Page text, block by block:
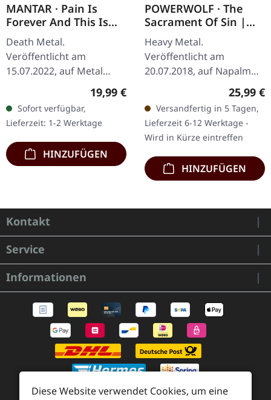
MANTAR · Pain Is
Forever And This Is
The End | WHITE LP
Death Metal.
Veröffentlicht am
15.07.2022, auf Metal
Blade Records. Weißes
Vinyl im Gatefold-Cover
mit Insert, Download-
Code, limitiert auf 500…
Regulärer Preis:
19,99 €
Sofort verfügbar,
Lieferzeit: 1-2 Werktage
HINZUFÜGEN
POWERWOLF · The
Sacrament Of Sin |
BLACK LP
Heavy Metal.
Veröffentlicht am
20.07.2018, auf Napalm
Records. Schwarzes Vinyl
im Gatefold-Cover. Wenn
eine Band die
blasphemische Theatralik
zur…
25,99 €
Versandfertig in 5 Tagen,
Lieferzeit 6-12 Werktage -
Wird in Kürze eintreffen
HINZUFÜGEN
Kontakt
Service
Informationen
Diese Website verwendet Cookies, um eine